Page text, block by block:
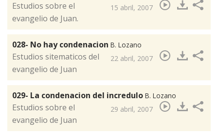
15 abril, 2007
​Estudios sobre el
evangelio de Juan.
028- No hay condenacion B. Lozano
22 abril, 2007
​Estudios sitematicos del
evangelio de Juan
029- La condenacion del incredulo B. Lozano
29 abril, 2007
Estudios sobre el
evangelio de Juan